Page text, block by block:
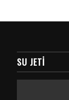
SU JETI